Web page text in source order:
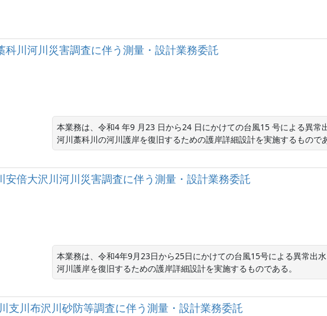
川河川災害調査に伴う測量・設計業務委託
本業務は、令和4 年9 月23 日から24 日にかけての台風15 号による異常
河川藁科川の河川護岸を復旧するための護岸詳細設計を実施するもので
倍大沢川河川災害調査に伴う測量・設計業務委託
本業務は、令和4年9月23日から25日にかけての台風15号による異常出
河川護岸を復旧するための護岸詳細設計を実施するものである。
支川布沢川砂防等調査に伴う測量・設計業務委託